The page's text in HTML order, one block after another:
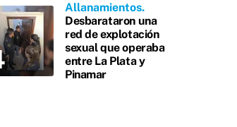
Allanamientos
Desbarataron una
red de explotación
sexual que operaba
entre La Plata y
Pinamar